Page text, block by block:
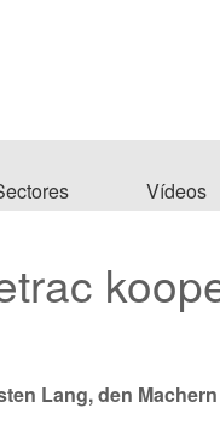
Vídeos
Lang, den